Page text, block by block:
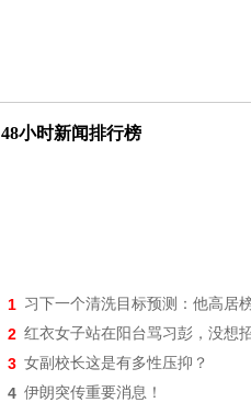
48小时新闻排行榜
1 习下一个清洗目标预测：他高居
2 红衣女子站在阳台骂习彭，没想
3 女副校长这是有多性压抑？
4 伊朗突传重要消息！